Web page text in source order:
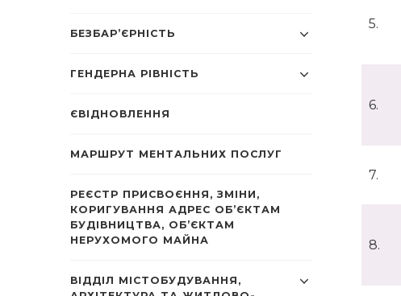
5.
6.
7.
8.
БЕЗБАР’ЄРНІСТЬ
ГЕНДЕРНА РІВНІСТЬ
ЄВІДНОВЛЕННЯ
МАРШРУТ МЕНТАЛЬНИХ ПОСЛУГ
РЕЄСТР ПРИСВОЄННЯ, ЗМІНИ,
КОРИГУВАННЯ АДРЕС ОБ’ЄКТАМ
БУДІВНИЦТВА, ОБ’ЄКТАМ
НЕРУХОМОГО МАЙНА
ВІДДІЛ МІСТОБУДУВАННЯ,